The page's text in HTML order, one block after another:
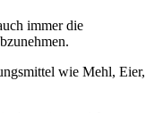
immer die
wie Mehl, Eier,